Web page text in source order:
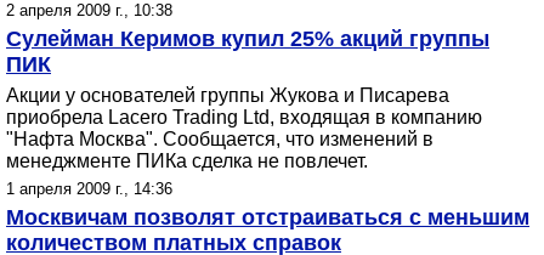
2 апреля 2009 г., 10:38
Сулейман Керимов купил 25% акций группы
ПИК
Акции у основателей группы Жукова и Писарева
приобрела Lacero Trading Ltd, входящая в компанию
"Нафта Москва". Сообщается, что изменений в
менеджменте ПИКа сделка не повлечет.
1 апреля 2009 г., 14:36
Москвичам позволят отстраиваться с меньшим
количеством платных справок